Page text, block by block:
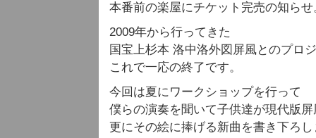
本番前の楽屋にチケット完売の知らせ
2009年から行ってきた
国宝上杉本 洛中洛外図屏風とのプロ
これで一応の終了です。
今回は夏にワークショップを行って
僕らの演奏を聞いて子供達が現代版
更にその絵に捧げる新曲を書き下ろ